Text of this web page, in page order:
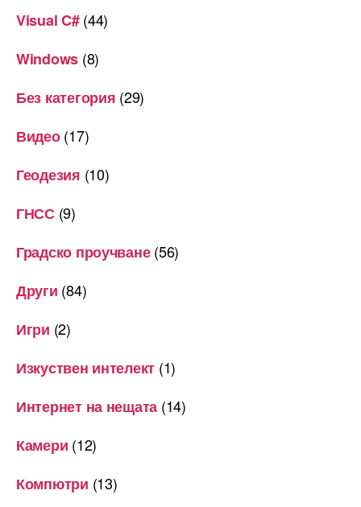
Visual C#(44)
Windows (8)
Без категория (29)
Видео(17)
Геодезия (10)
ГНСС(9)
Градско проучване(56)
Други (84)
Игри (2)
Изкуствен интелект (1)
Интернет на нещата (14)
Камери (12)
Компютри (13)